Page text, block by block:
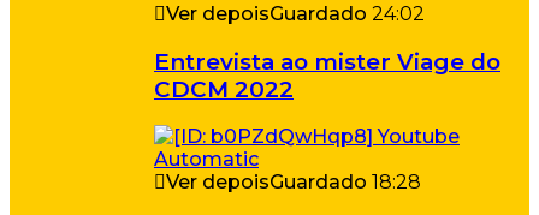
Ver depoisGuardado 24:02
Entrevista ao mister Viage do
CDCM 2022
Ver depoisGuardado 18:28